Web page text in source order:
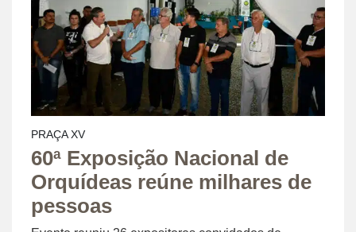
PRAÇA XV
60ª Exposição Nacional de
Orquídeas reúne milhares de
pessoas